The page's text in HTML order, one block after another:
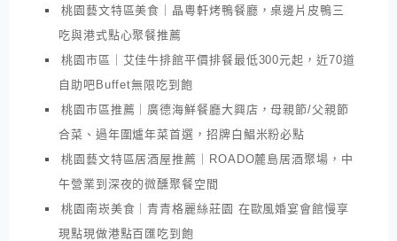
桃園藝文特區美食｜晶粵軒烤鴨餐廳，桌邊片皮鴨三
吃與港式點心聚餐推薦
桃園市區｜艾佳牛排館平價排餐最低300元起，近70道
自助吧Buffet無限吃到飽
桃園市區推薦｜廣德海鮮餐廳大興店，母親節/父親節
合菜、過年圍爐年菜首選，招牌白鯧米粉必點
桃園藝文特區居酒屋推薦｜ROADO麓島居酒聚場，中
午營業到深夜的微醺聚餐空間
桃園南崁美食｜青青格麗絲莊園 在歐風婚宴會館慢享
現點現做港點百匯吃到飽